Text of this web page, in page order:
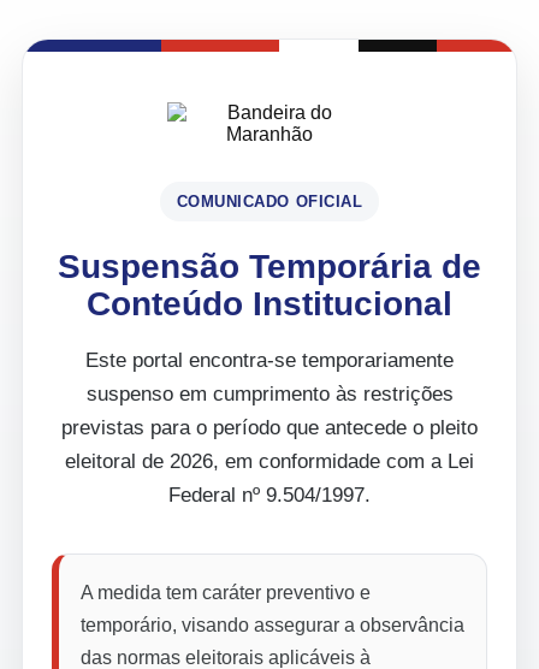
COMUNICADO OFICIAL
Suspensão Temporária de
Conteúdo Institucional
Este portal encontra-se temporariamente
suspenso em cumprimento às restrições
previstas para o período que antecede o pleito
eleitoral de 2026, em conformidade com a Lei
Federal nº 9.504/1997.
A medida tem caráter preventivo e
temporário, visando assegurar a observância
das normas eleitorais aplicáveis à